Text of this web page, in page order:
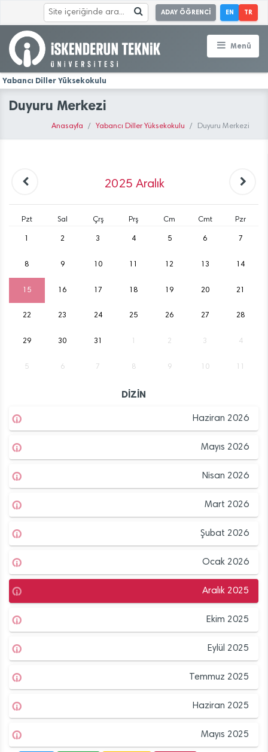
ADAY ÖĞRENCİ EN TR
Menü
Yabancı Diller Yüksekokulu
Duyuru Merkezi
Anasayfa Yabancı Diller Yüksekokulu Duyuru Merkezi
2025 Aralık
Pzt Sal Çrş Prş Cm Cmt Pzr
2 3 4 5 6 7
8 9 10 12 13 14
15 16 17 18 19 20 21
22 23 24 25 26 27 28
29 30 31 2 3 4
5 6 7 8 9 10
DİZİN
Haziran 2026
Mayıs 2026
Nisan 2026
Mart 2026
Şubat 2026
Ocak 2026
Aralık 2025
Ekim 2025
Eylül 2025
Temmuz 2025
Haziran 2025
Mayıs 2025